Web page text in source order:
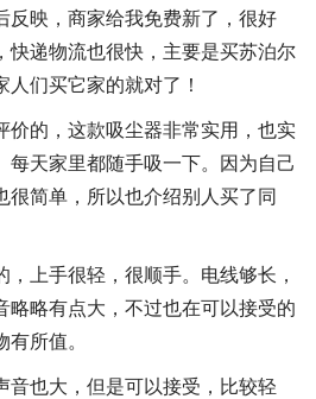
反映，商家给我免费新了，很好
快递物流也很快，主要是买苏泊尔
们买它家的就对了！
价的，这款吸尘器非常实用，也实
每天家里都随手吸一下。因为自己
很简单，所以也介绍别人买了同
，上手很轻，很顺手。电线够长，
略略有点大，不过也在可以接受的
所值。
音也大，但是可以接受，比较轻